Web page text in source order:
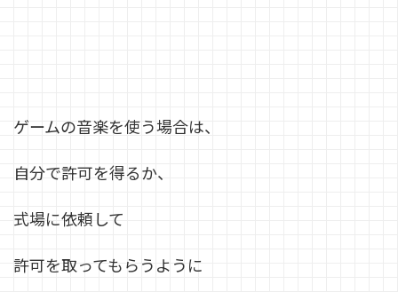
ゲームの音楽を使う場合は、
自分で許可を得るか、
式場に依頼して
許可を取ってもらうように